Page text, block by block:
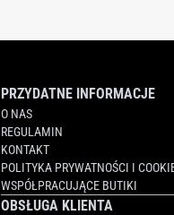
PRZYDATNE INFORMACJE
O NAS
REGULAMIN
KONTAKT
POLITYKA PRYWATNOŚCI I
WSPÓŁPRACUJĄCE BUTIKI
OBSŁUGA KLIENTA